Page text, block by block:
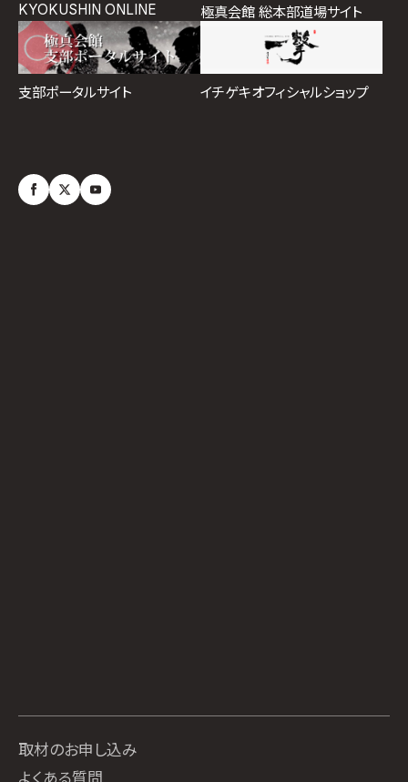
KYOKUSHIN ONLINE 極真会館 総本部道場サイト
支部ポータルサイト イチゲキオフィシャルショップ
取材のお申し込み